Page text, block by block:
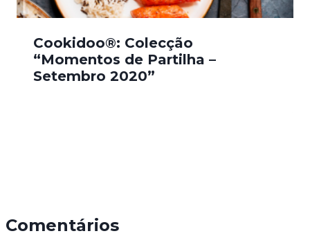
Cookidoo®: Colecção
“Momentos de Partilha –
Setembro 2020”
Comentários